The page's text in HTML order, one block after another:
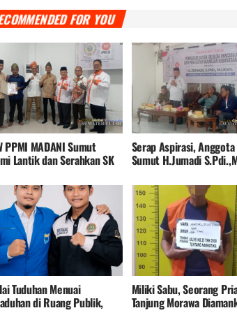
FOR YOU
PPMI MADANI Sumut
Lantik dan Serahkan SK
PPMI MADANI Kabupaten
Bara
Serap Aspirasi, Anggota
Sumut H.Jumadi
dan Batu Bara
Tuduhan Menuai
di Ruang Publik,
Pemuda dan Mahasiswa
Miliki Sabu, Seorang
Tanjung Morawa
Polres Deli Serdang